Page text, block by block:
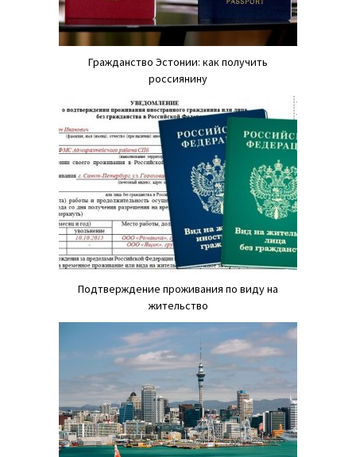
Гражданство Эстонии: как получить
россиянину
Подтверждение проживания по виду на
жительство